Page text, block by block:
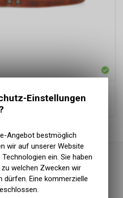
Einstellungen
Angebot bestmöglich
wir auf unserer Website
ein. Sie haben
welchen Zwecken wir
dürfen. Eine kommerzielle